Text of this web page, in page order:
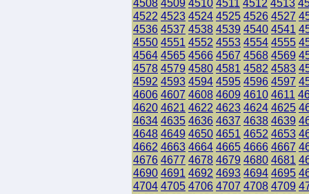
4508 4509 4510 4511 4512 4513
4522 4523 4524 4525 4526 4527
4536 4537 4538 4539 4540 4541
4550 4551 4552 4553 4554 4555
4564 4565 4566 4567 4568 4569
4578 4579 4580 4581 4582 4583
4592 4593 4594 4595 4596 4597
4606 4607 4608 4609 4610 4611
4620 4621 4622 4623 4624 4625
4634 4635 4636 4637 4638 4639
4648 4649 4650 4651 4652 4653
4662 4663 4664 4665 4666 4667
4676 4677 4678 4679 4680 4681
4690 4691 4692 4693 4694 4695
4704 4705 4706 4707 4708 4709